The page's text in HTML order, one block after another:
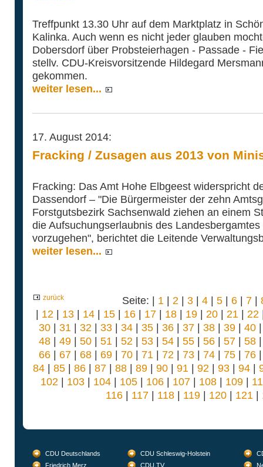
Treffpunkt 13.30 Uhr auf dem Marktplatz in
Kalinka. Auch wenn es nicht jeder glauben
Dobersdorf über Probsteierhagen - Passade -
stellv. CDU-Kreisvorsitzende Hildegard
gekommen.
weiter lesen...
17. August 2014:
Fracking / Zusagen aus 2013 von
Fracking: Das Amt Hohe Elbgeest widerspricht
Dassendorf – "Die Bürgermeister der zehn
Forstgutsbezirk Sachsenwald ziehen an einem
die Aufsuchungserlaubnis des
vorzugehen", berichtet die Leitende
weiter lesen...
zurück Seite: | 1 | 2 | 3 | 4 | 5 | 6 | 7 |
| 12 | 13| 14| 15| 16| 17| 18| 19| 20| 21 | 22
30| 31 | 32 | 33| 34| 35| 36| 37| 38| 39| 40
48| 49| 50| 51 | 52 | 53| 54| 55| 56| 57| 58
66| 67| 68| 69| 70| 71 | 72 | 73| 74| 75| 76
84| 85| 86| 87| 88| 89| 90| 91 | 92 | 93| 94|
102 | 103 | 104 | 105 | 106 | 107 | 108 | 109 |
116 | 117 | 118 | 119 | 120 | 121 |
CDU Deutschlands CDU Schleswig-Holstein
Friedrich Merz
CDU.TV